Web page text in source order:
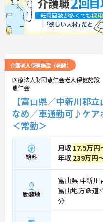
介護老人保健施設（老健）
医療法人財団恵仁会老人保健施
恵仁会
【富山県／中新川郡
なめ／車通勤可♪ケア
＜常勤＞
給料
月収 17.5万円
年収 239万円
勤務地
富山県 中新川
富山地方鉄道
分